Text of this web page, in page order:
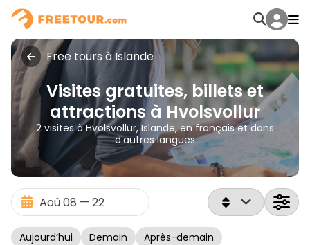
Free tours à Islande
Visites gratuites, billets et
attractions à Hvolsvollur
2 visites à Hvolsvollur, Islande, en français et dans
d'autres langues
Aujourd’hui Demain Après-demain